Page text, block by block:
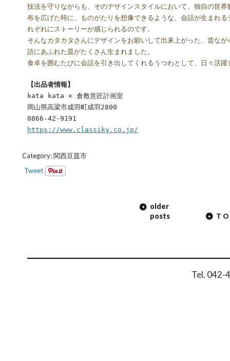
技法を守りながらも、そのデザインスタイルにおいて、独自の世
布を広げた時に、ものがたりを想像できるような、会話が生まれ
れぞれにストーリーが感じられるのです。
そんなカタカタさんにデザインをお願いして出来上がった、昔な
語にあふれた皿がたくさん生まれました。
食卓を囲むたびに会話を引き出してくれるうつわとして、日々活
【出品者情報】
kata kata × 倉敷意匠計画室
岡山県高梁市成羽町成羽2800
0866-42-9191
https://www.classiky.co.jp/
Category:関西豆皿市
Tweet
older
posts
Tel. 042-